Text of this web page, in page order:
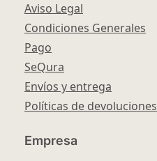
Aviso Legal
Condiciones Generales
Pago
SeQura
Envíos y entrega
Políticas de devoluciones
Empresa